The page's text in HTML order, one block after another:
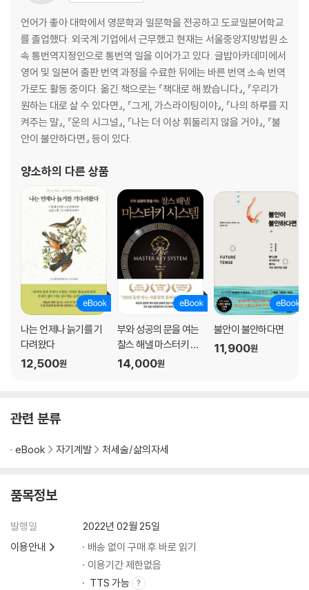
언어가 좋아 대학에서 영문학과 일문학을 전공하고 도쿄일본어학교
를 졸업했다. 외국계 기업에서 근무했고 현재는 서울중앙지방법원 소
속 통번역지정인으로 통번역 일을 이어가고 있다. 글밥아카데미에서
영어 및 일본어 출판 번역 과정을 수료한 뒤에는 바른 번역 소속 번역
가로도 활동 중이다. 옮긴 책으로는 『책대로 해 봤습니다』, 『우리가
원하는 대로 살 수 있다면』, 『그게, 가스라이팅이야』, 『나의 하루를 지
켜주는 말』, 『운의 시그널』, 『나는 더 이상 휘둘리지 않을 거야』, 『불
안이 불안하다면』 등이 있다.
양소하의 다른 상품
나는 언제나 늙기를 기
다려왔다
12,500원
부와 성공의 문을 여는
찰스 해낼 마스터키 시
스템
14,000원
불안이 불안하다면
11,900원
관련 분류
eBook 자기계발 처세술/삶의자세
품목정보
발행일
2022년 02월 25일
이용안내
배송 없이 구매 후 바로 읽기
이용기간 제한없음
TTS 가능